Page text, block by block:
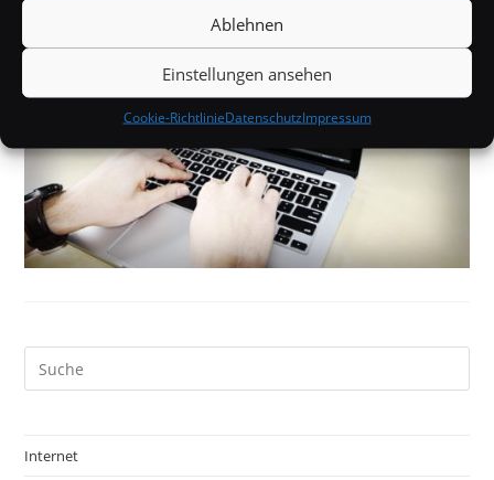
Ablehnen
Einstellungen ansehen
Cookie-RichtlinieDatenschutzImpressum
Internet